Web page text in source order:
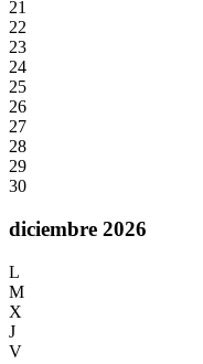
21
22
23
24
25
26
27
28
29
30
diciembre 2026
L
M
X
J
V